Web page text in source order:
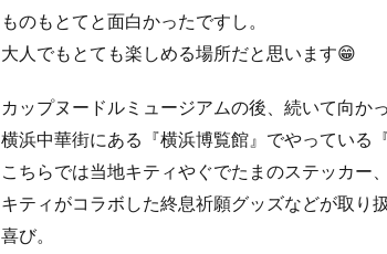
ものもとてと面白かったですし。
大人でもとても楽しめる場所だと思います😁
カップヌードルミュージアムの後、続いて向か
横浜中華街にある『横浜博覧館』でやっている
こちらでは当地キティやぐでたまのステッカー
キティがコラボした終息祈願グッズなどが取り
喜び。